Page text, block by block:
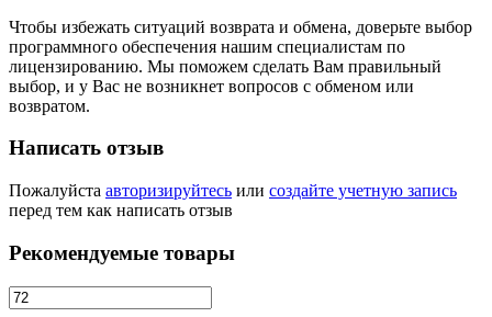
Чтобы избежать ситуаций возврата и обмена, доверьте выбор
программного обеспечения нашим специалистам по
лицензированию. Мы поможем сделать Вам правильный
выбор, и у Вас не возникнет вопросов с обменом или
возвратом.
Написать отзыв
Пожалуйста авторизируйтесь или создайте учетную запись
перед тем как написать отзыв
Рекомендуемые товары